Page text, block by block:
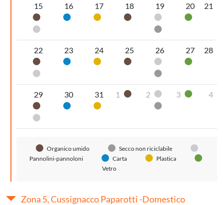
15
Organico umido
Pannolini-pannoloni
16
Carta
17
Plastica
18
Organico umido
19
Pannolini-
Secco non
20
Vetro
21
22
Organico umido
Pannolini-pannoloni
23
Carta
24
Plastica
25
Organico umido
26
Pannolini-
Secco non
27
Vetro
28
29
Organico umido
Pannolini-pannoloni
30
Carta
31
Plastica
1 Organico umido
2
Pannolini-
Secco non
3 Vetro4
Organico umido
Secco non riciclabile
Pannolini-pannoloni
Carta
Plastica
Vetro
Zona 5, Cussignacco Paparotti -Domestico